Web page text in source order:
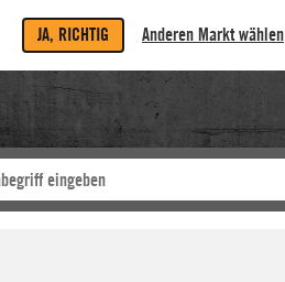
JA, RICHTIG Anderen Markt wählen